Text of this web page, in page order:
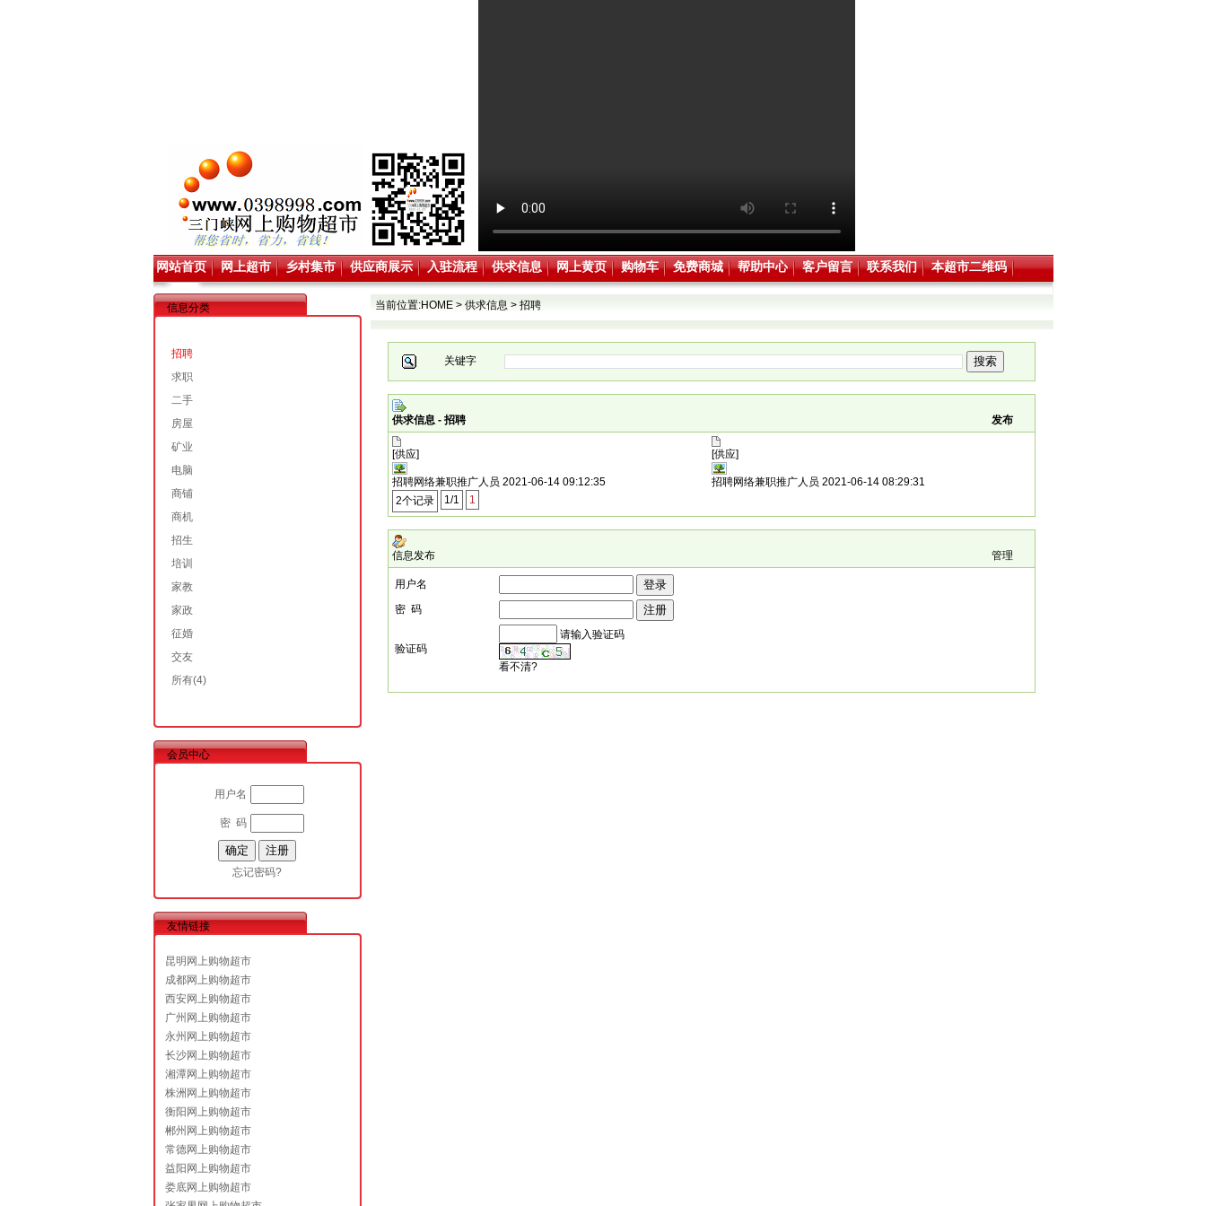
网站首页 网上超市 乡村集市 供应商展示 入驻流程 供求信息 网上黄页 购物车 免费商城 帮助中心 客户留言 联系我们 本超市二维码
信息分类
招聘
求职
二手
房屋
矿业
电脑
商铺
商机
招生
培训
家教
家政
征婚
交友
所有(4)
会员中心
用户名
密 码
忘记密码?
友情链接
昆明网上购物超市
成都网上购物超市
西安网上购物超市
广州网上购物超市
永州网上购物超市
长沙网上购物超市
湘潭网上购物超市
株洲网上购物超市
衡阳网上购物超市
郴州网上购物超市
常德网上购物超市
益阳网上购物超市
娄底网上购物超市
当前位置:HOME> 供求信息 > 招聘
关键字
供求信息 - 招聘 发布
[供应]
招聘网络兼职推广人员 2021-06-14 09:12:35
[供应]
招聘网络兼职推广人员 2021-06-14 08:29:31
2个记录
1/1 1
信息发布 管理
用户名
密 码
验证码
请输入验证码
看不清?